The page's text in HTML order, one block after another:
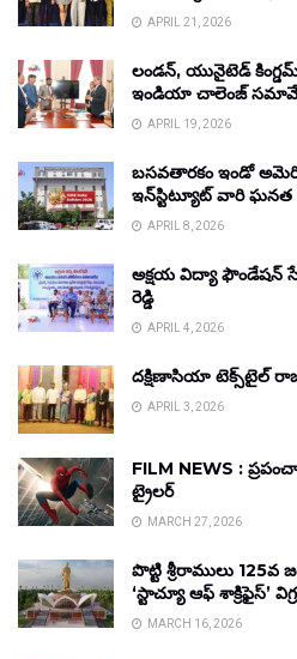
APRIL 21, 2026
లండన్, యునైటెడ్
ఇండియా చాలెంజ్
APRIL 19, 2026
బసవతారకం ఇండో
ఇన్‌స్టిట్యూట్ వారి ఘనత
APRIL 8, 2026
అక్షయ విద్యా ఫౌండేషన్
రెడ్డి
APRIL 4, 2026
దక్షిణాసియా టెక్స్‌టైల్
APRIL 3, 2026
FILM NEWS :
ట్రైలర్
MARCH 27, 2026
పొట్టి శ్రీరాములు
‘స్టాచ్యూ ఆఫ్ శాక్రిఫైస్’
MARCH 16, 2026